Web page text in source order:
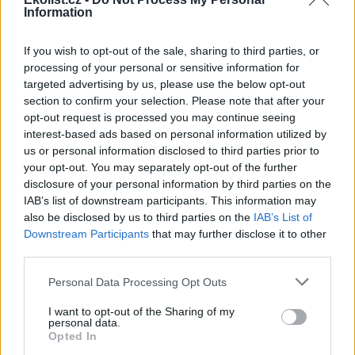
Information
If you wish to opt-out of the sale, sharing to third parties, or
processing of your personal or sensitive information for
targeted advertising by us, please use the below opt-out
section to confirm your selection. Please note that after your
opt-out request is processed you may continue seeing
interest-based ads based on personal information utilized by
us or personal information disclosed to third parties prior to
your opt-out. You may separately opt-out of the further
disclosure of your personal information by third parties on the
IAB’s list of downstream participants. This information may
also be disclosed by us to third parties on the IAB’s List of
Downstream Participants that may further disclose it to other
Personal Data Processing Opt Outs
I want to opt-out of the Sharing of my
personal data.
Opted In
zachytit proměny světa kolem nás. Věříme, že téma
pochopit, co všechno se skrývá za obyčejnou sklenicí vody,“
vysvětluje Kristýna Genttnerová, hlavní dramaturgyně
festivalu.
Otevřená soutěž o vizuální identitu – přihlaste své
návrhy do 10. června
Součástí 52. ročníku EKOFILMu je otevřená soutěž o
vizuální identitu festivalu, která hledá nový grafický přístup
na téma vodoběhu. Úkolem je vytvořit vizuál, který dokáže
jednoduše a silně zachytit vodu jako neustálý pohyb a
proměnu. Ne jako statický motiv, ale jako děj, který
propojuje krajinu, města i každodenní život.
Do soutěže se může zapojit široká veřejnost. Návrhy je
možné přihlašovat do 10. 6. 2026. O finálním výběru
rozhodne odborná porota, která z přihlášených prací
vybere vítězný vizuální koncept pro 52. ročník festivalu.
„Chceme vizuál, který v lidech na první pohled spustí
emoci, zvědavost, možná i malou otázku. A chceme do toho